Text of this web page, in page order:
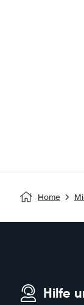
Home
Hilfe